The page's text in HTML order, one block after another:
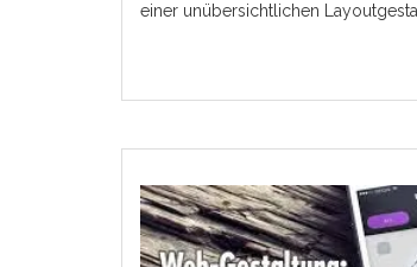
einer unübersichtlichen